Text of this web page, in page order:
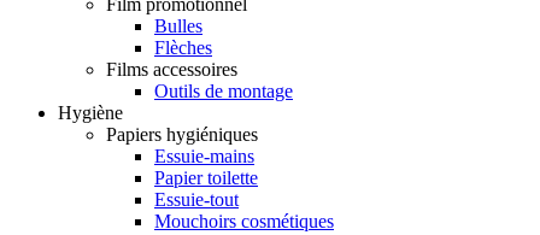
Film promotionnel
Bulles
Flèches
Films accessoires
Outils de montage
Hygiène
Papiers hygiéniques
Essuie-mains
Papier toilette
Essuie-tout
Mouchoirs cosmétiques